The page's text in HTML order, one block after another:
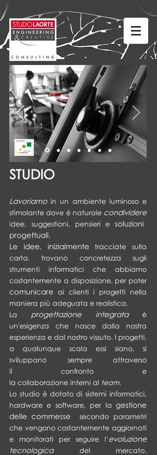
STUDIO
Lavoriamo in un ambiente luminoso e
stimolante dove è naturale condividere
idee, suggestioni, pensieri e soluzioni
progettuali.
Le idee, inizialmente tracciate sulla
carta, trovano concretezza sugli
strumenti informatici che abbiamo
costantemente a disposizione, per poter
comunicare ai clienti i progetti nella
maniera più adeguata e realistica.
La progettazione integrataè
un'esigenza che nasce dalla nostra
esperienza e dal nostro vissuto. I progetti,
a qualunque scala essi siano, si
sviluppano sempre attraverso
il confronto e
la collaborazione interni al team.
Lo studio è dotato di sistemi informatici,
hardware e software, per la gestione
delle commesse secondo parametri
che vengono costantemente aggiornati
e monitorati per seguire l’evoluzione
tecnologica
del mercato.